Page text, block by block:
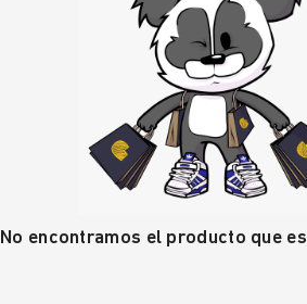
No encontramos el producto que